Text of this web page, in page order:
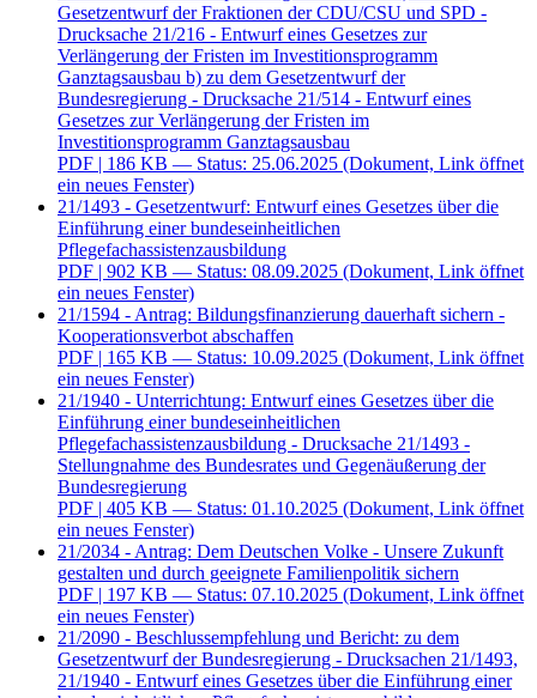
Gesetzentwurf der Fraktionen der CDU/CSU und SPD -
Drucksache 21/216 - Entwurf eines Gesetzes zur
Verlängerung der Fristen im Investitionsprogramm
Ganztagsausbau b) zu dem Gesetzentwurf der
Bundesregierung - Drucksache 21/514 - Entwurf eines
Gesetzes zur Verlängerung der Fristen im
Investitionsprogramm Ganztagsausbau
PDF | 186 KB — Status: 25.06.2025 (Dokument, Link öffnet
ein neues Fenster)
21/1493 - Gesetzentwurf: Entwurf eines Gesetzes über die
Einführung einer bundeseinheitlichen
Pflegefachassistenzausbildung
PDF | 902 KB — Status: 08.09.2025 (Dokument, Link öffnet
ein neues Fenster)
21/1594 - Antrag: Bildungsfinanzierung dauerhaft sichern -
Kooperationsverbot abschaffen
PDF | 165 KB — Status: 10.09.2025 (Dokument, Link öffnet
ein neues Fenster)
21/1940 - Unterrichtung: Entwurf eines Gesetzes über die
Einführung einer bundeseinheitlichen
Pflegefachassistenzausbildung - Drucksache 21/1493 -
Stellungnahme des Bundesrates und Gegenäußerung der
Bundesregierung
PDF | 405 KB — Status: 01.10.2025 (Dokument, Link öffnet
ein neues Fenster)
21/2034 - Antrag: Dem Deutschen Volke - Unsere Zukunft
gestalten und durch geeignete Familienpolitik sichern
PDF | 197 KB — Status: 07.10.2025 (Dokument, Link öffnet
ein neues Fenster)
21/2090 - Beschlussempfehlung und Bericht: zu dem
Gesetzentwurf der Bundesregierung - Drucksachen 21/1493,
21/1940 - Entwurf eines Gesetzes über die Einführung einer